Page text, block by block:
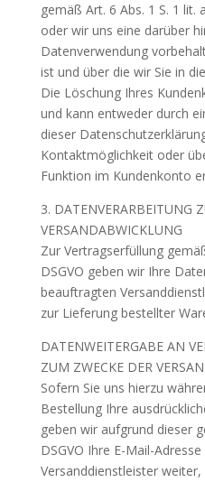
gemäß Art. 6 Abs. 1 S. 1 lit.
oder wir uns eine darüber
Datenverwendung
ist und über die wir Sie in
Die Löschung Ihres
und kann entweder durch
dieser
Kontaktmöglichkeit oder
Funktion im Kundenkonto
3. DATENVERARBEITUNG
VERSANDABWICKLUNG
Zur Vertragserfüllung
DSGVO geben wir Ihre
beauftragten
zur Lieferung bestellter
DATENWEITERGABE AN
ZUM ZWECKE DER
Sofern Sie uns hierzu
Bestellung Ihre
geben wir aufgrund dieser
DSGVO Ihre E-Mail-
Versanddienstleister